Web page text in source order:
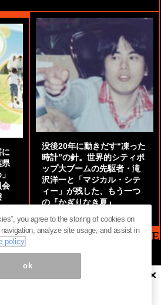
県
会
没後20年に動きだす“凍った
時計”の針。世界的シティポ
ップ大ブームの先駆者・滝
沢洋一と「マジカル・シテ
ィー」が残した、もう一つ
の『かぎりなき夏』
MAG2 NEWS HEADLINE
権者に属します。無断転載を禁じます。 ©
×
you agree to the storing of cookies on
analyze site usage, and assist in
policy
ok